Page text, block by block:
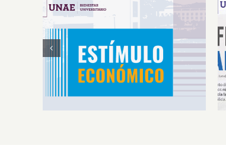
Estímulos Económicos para
Deportistas de Alto
Rendimiento IS2026